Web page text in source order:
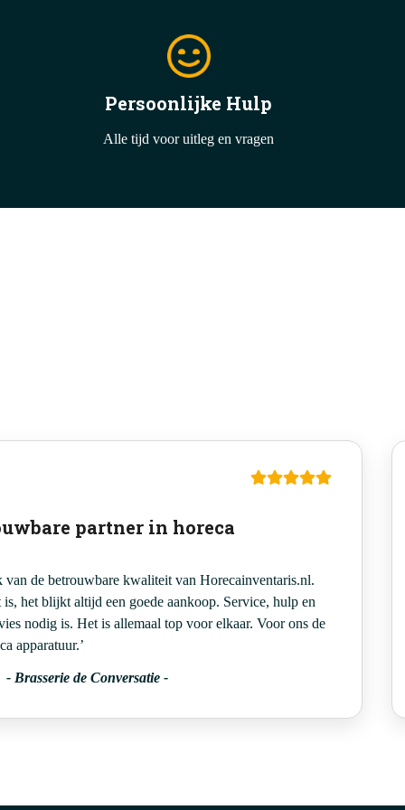
Persoonlijke Hulp
Alle tijd voor uitleg en vragen
partner in horeca
de betrouwbare kwaliteit van Horecainventaris.nl.
het blijkt altijd een goede aankoop. Service, hulp en
nodig is. Het is allemaal top voor elkaar. Voor ons de
apparatuur.’
- Brasserie de Conversatie -